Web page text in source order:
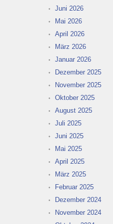
Juni 2026
Mai 2026
April 2026
März 2026
Januar 2026
Dezember 2025
November 2025
Oktober 2025
August 2025
Juli 2025
Juni 2025
Mai 2025
April 2025
März 2025
Februar 2025
Dezember 2024
November 2024